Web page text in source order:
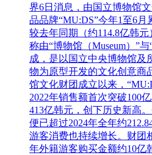
界6日消息，由国立博物馆
品品牌“MU:DS”今年1至6月
较去年同期（约114.8亿韩元
称由“博物馆（Museum）”
成，是以国立中央博物馆及
物为原型开发的文化创意商
馆文化财团成立以来，
2022年销售额首次突破100
413亿韩元，创下历史新高
便已超过2024年全年约
游客消费也持续增长。财团
年外籍游客购买金额约10亿